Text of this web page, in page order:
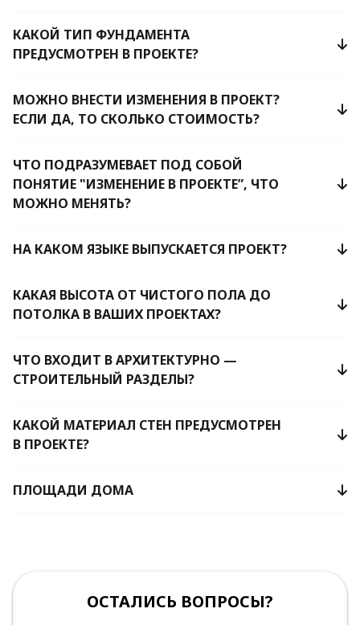
КАКОЙ ТИП ФУНДАМЕНТА
ПРЕДУСМОТРЕН В ПРОЕКТЕ?
МОЖНО ВНЕСТИ ИЗМЕНЕНИЯ В ПРОЕКТ?
ЕСЛИ ДА, ТО СКОЛЬКО СТОИМОСТЬ?
ЧТО ПОДРАЗУМЕВАЕТ ПОД СОБОЙ
ПОНЯТИЕ "ИЗМЕНЕНИЕ В ПРОЕКТЕ”, ЧТО
МОЖНО МЕНЯТЬ?
НА КАКОМ ЯЗЫКЕ ВЫПУСКАЕТСЯ ПРОЕКТ?
КАКАЯ ВЫСОТА ОТ ЧИСТОГО ПОЛА ДО
ПОТОЛКА В ВАШИХ ПРОЕКТАХ?
ЧТО ВХОДИТ В АРХИТЕКТУРНО —
СТРОИТЕЛЬНЫЙ РАЗДЕЛЫ?
КАКОЙ МАТЕРИАЛ СТЕН ПРЕДУСМОТРЕН
В ПРОЕКТЕ?
ПЛОЩАДИ ДОМА
ОСТАЛИСЬ ВОПРОСЫ?